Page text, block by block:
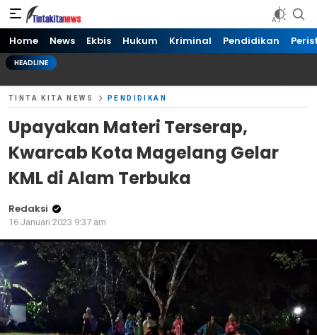
Tinta kita News
Informasi Terkini
Home News Ekbis Hukum Kriminal Pendidikan
HEADLINE
TINTA KITA NEWS PENDIDIKAN
Upayakan Materi Terserap,
Kwarcab Kota Magelang Gelar
KML di Alam Terbuka
Redaksi
16 Januari 2023 9:37 am